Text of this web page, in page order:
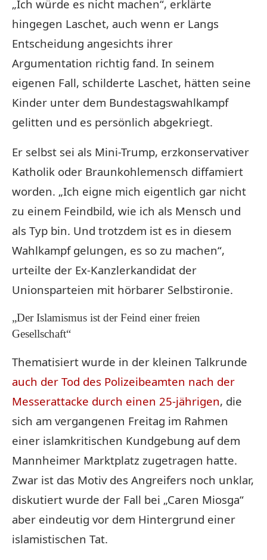
„Ich würde es nicht machen“, erklärte
hingegen Laschet, auch wenn er Langs
Entscheidung angesichts ihrer
Argumentation richtig fand. In seinem
eigenen Fall, schilderte Laschet, hätten seine
Kinder unter dem Bundestagswahlkampf
gelitten und es persönlich abgekriegt.
Er selbst sei als Mini-Trump, erzkonservativer
Katholik oder Braunkohlemensch diffamiert
worden. „Ich eigne mich eigentlich gar nicht
zu einem Feindbild, wie ich als Mensch und
als Typ bin. Und trotzdem ist es in diesem
Wahlkampf gelungen, es so zu machen“,
urteilte der Ex-Kanzlerkandidat der
Unionsparteien mit hörbarer Selbstironie.
„Der Islamismus ist der Feind einer freien
Gesellschaft“
Thematisiert wurde in der kleinen Talkrunde
auch der Tod des Polizeibeamten nach der
Messerattacke durch einen 25-jährigen, die
sich am vergangenen Freitag im Rahmen
einer islamkritischen Kundgebung auf dem
Mannheimer Marktplatz zugetragen hatte.
Zwar ist das Motiv des Angreifers noch unklar,
diskutiert wurde der Fall bei „Caren Miosga“
aber eindeutig vor dem Hintergrund einer
islamistischen Tat.